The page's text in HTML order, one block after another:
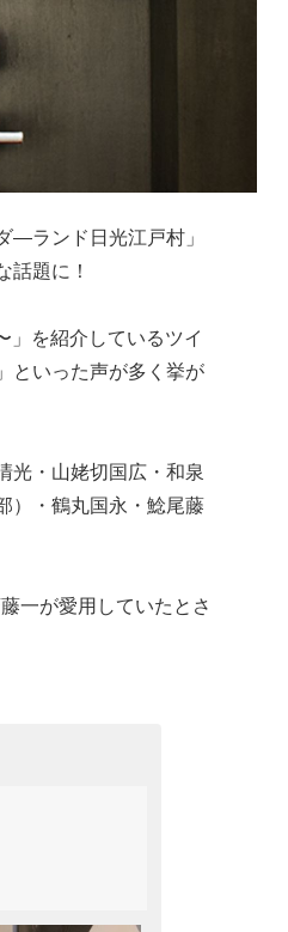
―ランド日光江戸村」
話題に！
」を紹介しているツイ
といった声が多く挙が
光・山姥切国広・和泉
）・鶴丸国永・鯰尾藤
一が愛用していたとさ